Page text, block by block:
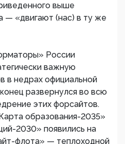
выше
— «двигают (нас) в ту же
России
важную
в недрах официальной
развернулся во всю
этих форсайтов.
образования-2035»
2030» появились на
флота» — теплоходной